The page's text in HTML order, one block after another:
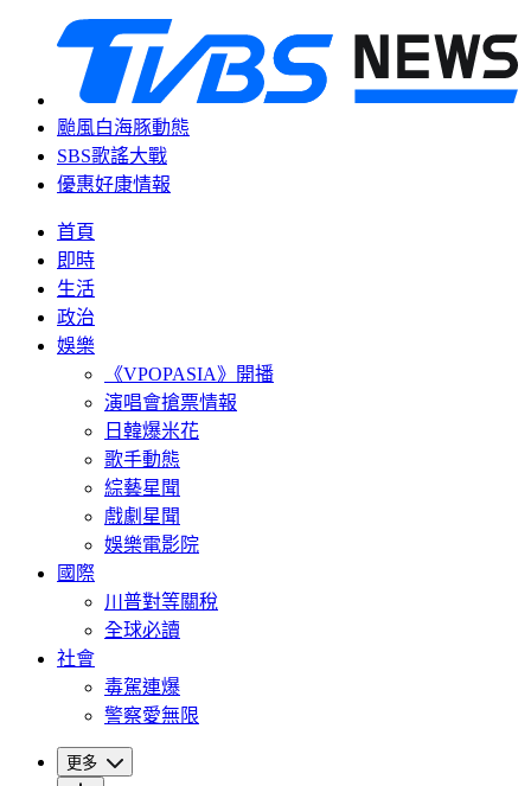
颱風白海豚動態
SBS歌謠大戰
優惠好康情報
首頁
即時
生活
政治
娛樂
《VPOPASIA》開播
演唱會搶票情報
日韓爆米花
歌手動態
綜藝星聞
戲劇星聞
娛樂電影院
國際
川普對等關稅
全球必讀
社會
毒駕連爆
警察愛無限
更多